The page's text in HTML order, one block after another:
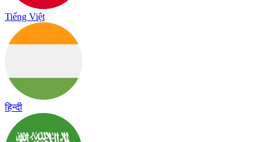
Tiếng Việt
हिन्दी